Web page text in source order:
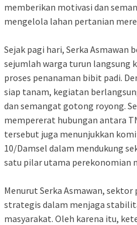
memberikan motivasi dan
mengelola lahan pertanian
Sejak pagi hari, Serka Asmawan
sejumlah warga turun langsung
proses penanaman bibit padi.
siap tanam, kegiatan
dan semangat gotong royong.
mempererat hubungan antara
tersebut juga menunjukkan
10/Damsel dalam mendukung
satu pilar utama perekonomian
Menurut Serka Asmawan,
strategis dalam menjaga
masyarakat. Oleh karena itu,